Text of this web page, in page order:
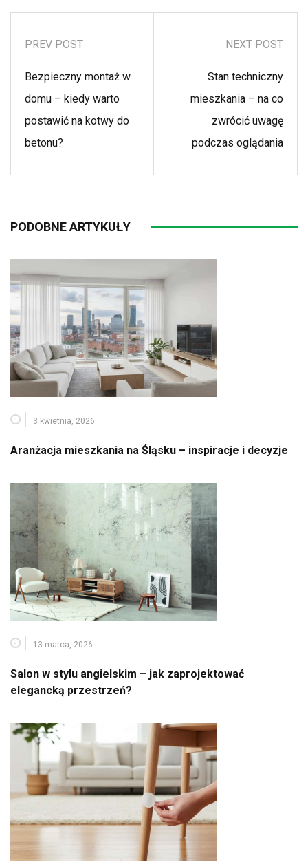
PREV POST
Bezpieczny montaż w
domu – kiedy warto
postawić na kotwy do
betonu?
NEXT POST
Stan techniczny
mieszkania – na co
zwrócić uwagę
podczas oglądania
PODOBNE ARTYKUŁY
3 kwietnia, 2026
Aranżacja mieszkania na Śląsku – inspiracje i decyzje
13 marca, 2026
Salon w stylu angielskim – jak zaprojektować
elegancką przestrzeń?